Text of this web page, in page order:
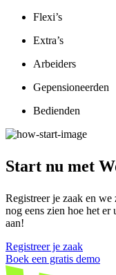
Flexi’s
Extra’s
Arbeiders
Gepensioneerden
Bedienden
Start nu met
Registreer je zaak en
nog eens zien hoe het
aan!
Registreer je zaak
Boek een gratis demo